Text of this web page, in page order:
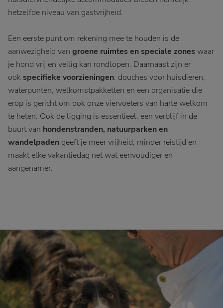
hetzelfde niveau van gastvrijheid.
Een eerste punt om rekening mee te houden is de
aanwezigheid van groene ruimtes en speciale zones waar
je hond vrij en veilig kan rondlopen. Daarnaast zijn er
ook specifieke voorzieningen: douches voor huisdieren,
waterpunten, welkomstpakketten en een organisatie die
erop is gericht om ook onze viervoeters van harte welkom
te heten. Ook de ligging is essentieel: een verblijf in de
buurt van hondenstranden, natuurparken en
wandelpaden geeft je meer vrijheid, minder reistijd en
maakt elke vakantiedag net wat eenvoudiger en
aangenamer.